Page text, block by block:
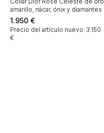
amarillo, nácar, ónix y diamantes
1.950 €
Precio del artículo nuevo: 3.150
€